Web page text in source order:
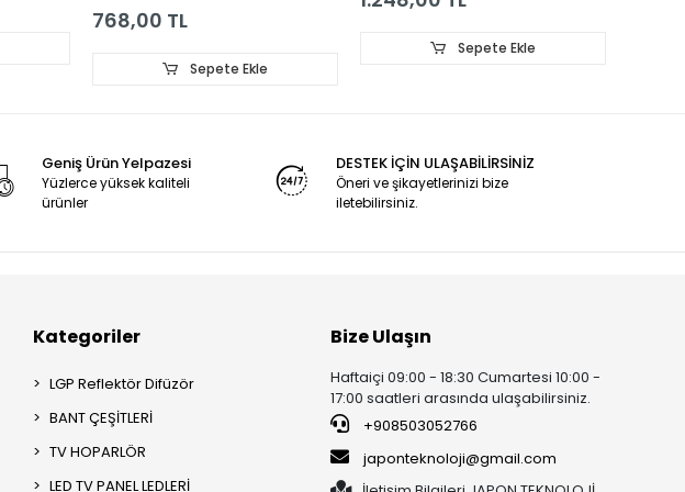
768,00 TL
Sepete Ekle
Sepete Ekle
Geniş Ürün Yelpazesi
Yüzlerce yüksek kaliteli
ürünler
DESTEK İÇİN ULAŞABİLİRSİNİZ
Öneri ve şikayetlerinizi bize
iletebilirsiniz.
Kategoriler
LGP Reflektör Difüzör
BANT ÇEŞİTLERİ
TV HOPARLÖR
LED TV PANEL LEDLERİ
Bize Ulaşın
Haftaiçi 09:00 - 18:30 Cumartesi 10:00 -
17:00 saatleri arasında ulaşabilirsiniz.
+908503052766
japonteknoloji@gmail.com